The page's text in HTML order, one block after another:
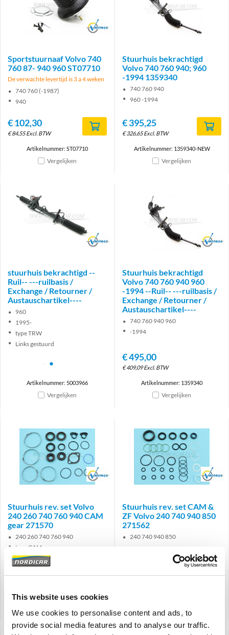
This website uses cookies
We use cookies to personalise content and ads, to
provide social media features and to analyse our traffic.
Brand
Sportstuurnaaf Volvo 740
760 87- 940 960 ST07710
De verwachte levertijd is 3 a 4 weken
740 760 (-1987)
940
€102,30
€84,55 Excl. BTW
Artikelnummer: ST07710
Vergelijken
Stuurhuis bekrachtigd
Volvo 740 760 940; 960
-1994 1359340
740 760 940
960 -1994
€395,25
€326,65 Excl. BTW
Artikelnummer: 1359340-NEW
Vergelijken
Brand
stuurhuis bekrachtigd --
Ruil-- ---ruilbasis /
Exchange / Retourner /
Austauschartikel----
960
1995-
type TRW
Links gestuurd
Artikelnummer: 5003966
Vergelijken
Brand
Stuurhuis bekrachtigd
Volvo 740 760 940 960
-1994 --Ruil-- ---ruilbasis /
Exchange / Retourner /
Austauschartikel----
740 760 940 960
-1994
€495,00
€409,09 Excl. BTW
Artikelnummer: 1359340
Vergelijken
Brand
Stuurhuis rev. set Volvo
240 260 740 760 940 CAM
gear 271570
240 260 740 760 940
type CAM gear
€57,95
Artikelnummer: 271570
Brand
Stuurhuis rev. set CAM &
ZF Volvo 240 740 940 850
271562
240 740 940 850